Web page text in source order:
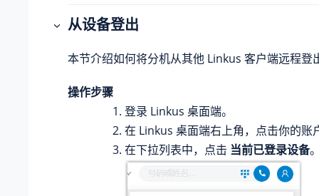
从设备登出
本节介绍如何将分机从其他 Linkus 客户端远程登
操作步骤
登录 Linkus 桌面端。
在 Linkus 桌面端右上角，点击你的账
在下拉列表中，点击 当前已登录设备